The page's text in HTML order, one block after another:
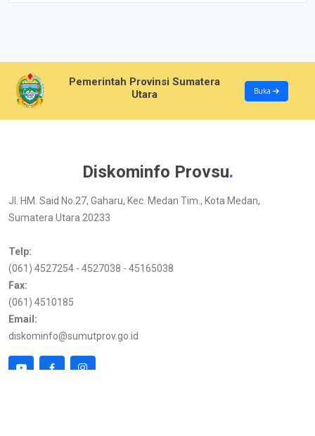
Pemerintah Provinsi Sumatera
Utara
Buka
Diskominfo Provsu.
Jl. HM. Said No.27, Gaharu, Kec. Medan Tim., Kota Medan,
Sumatera Utara 20233
Telp:
(061) 4527254 - 4527038 - 45165038
Fax:
(061) 4510185
Email:
diskominfo@sumutprov.go.id